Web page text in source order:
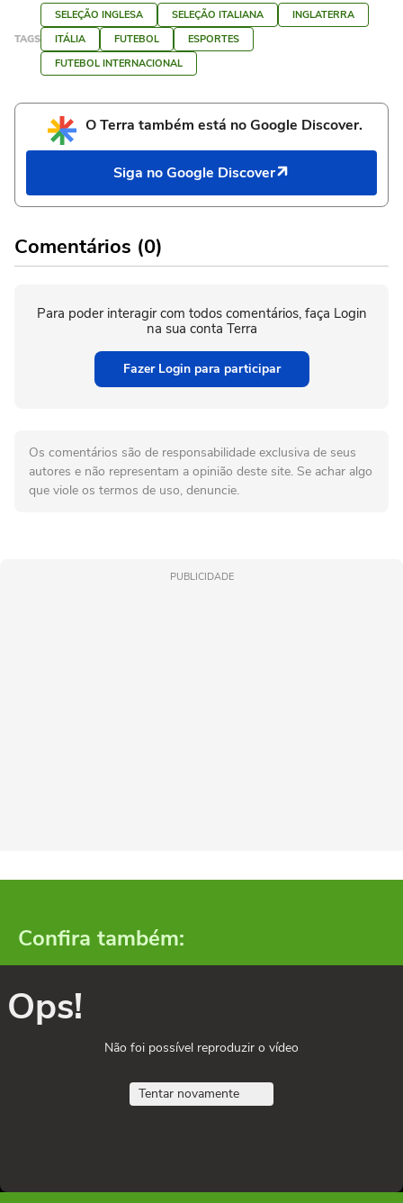
TAGS
SELEÇÃO INGLESA SELEÇÃO ITALIANA
INGLATERRA
ITÁLIA
FUTEBOL
ESPORTES
FUTEBOL INTERNACIONAL
O Terra também está no Google Discover.
Siga no Google Discover
Comentários (0)
Para poder interagir com todos comentários, faça Login
na sua conta Terra
Fazer Login para participar
Os comentários são de responsabilidade exclusiva de seus
autores e não representam a opinião deste site. Se achar algo
que viole os termos de uso, denuncie.
PUBLICIDADE
Confira também:
Ops!
Não foi possível reproduzir o vídeo
Tentar novamente